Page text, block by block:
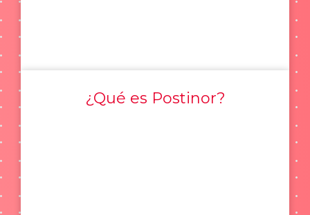
¿Qué es Postinor?